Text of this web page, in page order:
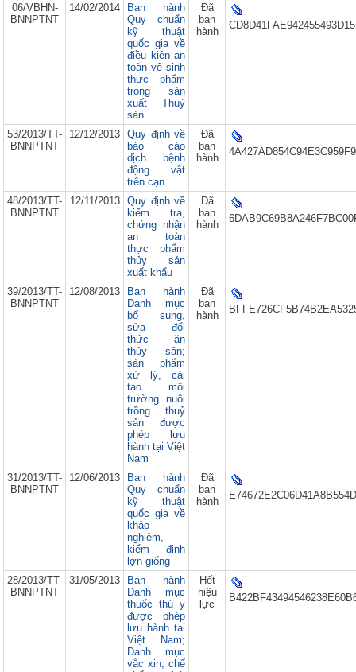
06/VBHN-
BNNPTNT
14/02/2014
Ban hành
Quy chuẩn
kỹ thuật
quốc gia về
điều kiện an
toàn vệ sinh
thực phẩm
trong sản
xuất Thuỷ
sản
Đã
ban
hành
53/2013/TT-
BNNPTNT
12/12/2013
Quy định về
báo cáo
dịch bệnh
động vật
trên cạn
Đã
ban
hành
48/2013/TT-
BNNPTNT
12/11/2013
Quy định về
kiểm tra,
chứng nhận
an toàn
thực phẩm
thủy sản
xuất khẩu
Đã
ban
hành
39/2013/TT-
BNNPTNT
12/08/2013
Ban hành
Danh mục
bổ sung,
sửa đổi
thức ăn
thủy sản;
sản phẩm
xử lý, cải
tạo môi
trường nuôi
trồng thuỷ
sản được
phép lưu
hành tại Việt
Nam
Đã
ban
hành
31/2013/TT-
BNNPTNT
12/06/2013
Ban hành
Quy chuẩn
kỹ thuật
quốc gia về
khảo
nghiệm,
kiểm định
lợn giống
Đã
ban
hành
28/2013/TT-
BNNPTNT
31/05/2013
Ban hành
Danh mục
thuốc thú y
được phép
lưu hành tại
Việt Nam;
Danh mục
vắc xin, chế
Hết
hiệu
lực